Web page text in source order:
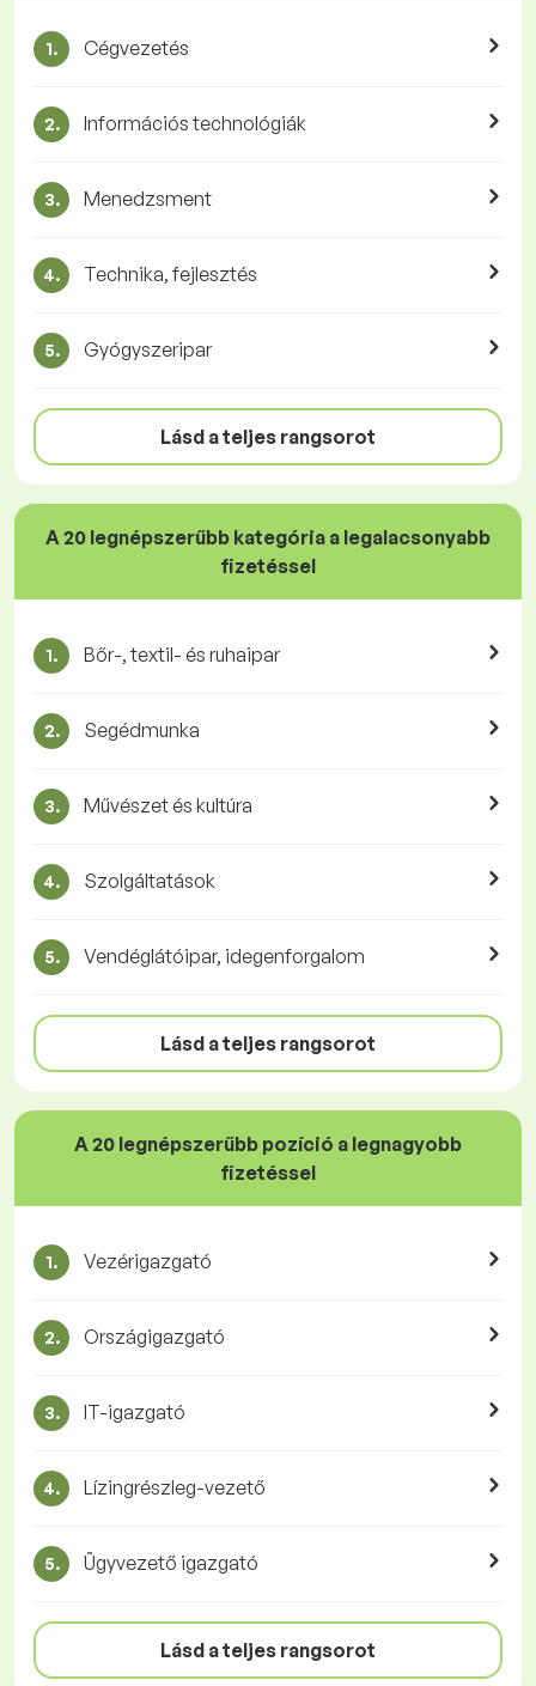
1. Cégvezetés
2. Információs technológiák
3. Menedzsment
4. Technika, fejlesztés
5. Gyógyszeripar
Lásd a teljes rangsorot
A 20 legnépszerűbb kategória a legalacsonyabb
fizetéssel
1. Bőr-, textil- és ruhaipar
2. Segédmunka
3. Művészet és kultúra
4. Szolgáltatások
5. Vendéglátóipar, idegenforgalom
Lásd a teljes rangsorot
A 20 legnépszerűbb pozíció a legnagyobb
fizetéssel
1. Vezérigazgató
2. Országigazgató
3. IT-igazgató
4. Lízingrészleg-vezető
5. Ügyvezető igazgató
Lásd a teljes rangsorot